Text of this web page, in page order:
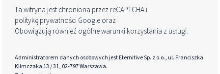
Ta witryna jest chroniona przez reCAPTCHA i
politykę prywatnościGoogle oraz
Obowiązują również ogólne warunki korzystania z usługi.
Administratorem danych osobowych jest Eternitive Sp. z o.o., ul. Franciszka
Klimczaka 13 / 31, 02-797 Warszawa.